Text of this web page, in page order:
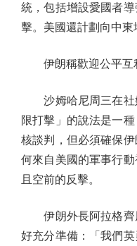
統，包括增設愛國者
擊。美國還計劃向中東
伊朗稱歡迎公平互
沙姆哈尼周三在社
限打擊」的說法是一
核談判，但必須確保
何來自美國的軍事行
且空前的反擊。
伊朗外長阿拉格齊
好充分準備：「我們